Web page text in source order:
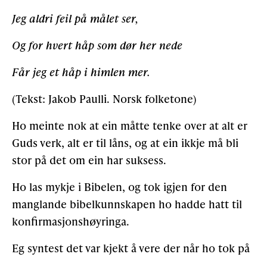
Jeg aldri feil på målet ser,
Og for hvert håp som dør her nede
Får jeg et håp i himlen mer.
(Tekst: Jakob Paulli. Norsk folketone)
Ho meinte nok at ein måtte tenke over at alt er
Guds verk, alt er til låns, og at ein ikkje må bli
stor på det om ein har suksess.
Ho las mykje i Bibelen, og tok igjen for den
manglande bibelkunnskapen ho hadde hatt til
konfirmasjonshøyringa.
Eg syntest det var kjekt å vere der når ho tok på